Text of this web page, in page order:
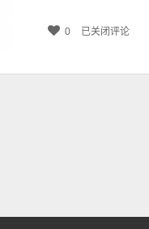
0 已关闭评论